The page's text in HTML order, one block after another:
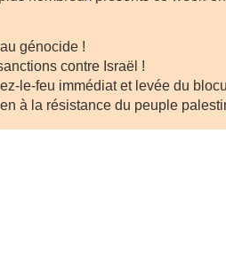
génocide !
contre Israël !
le-feu immédiat et levée du
à la résistance du peuple